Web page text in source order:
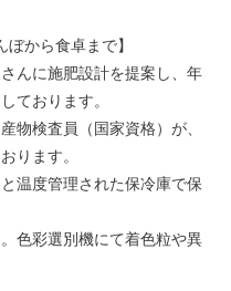
ぼから食卓まで】
んに施肥設計を提案し、年
ております。
物検査員（国家資格）が、
ります。
温度管理された保冷庫で保
色彩選別機にて着色粒や異